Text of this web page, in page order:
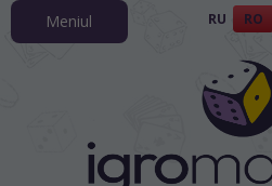
RU RO
Meniul